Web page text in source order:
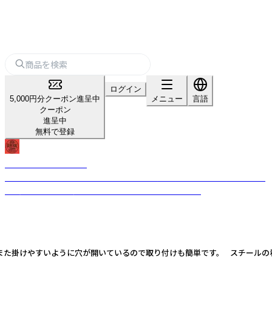
5,000円分クーポン進呈中
クーポン
進呈中
無料で登録
ログイン
メニュー
言語
掛けやすいように穴が開いているので取り付けも簡単です。 ス